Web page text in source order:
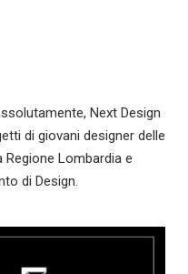
Next Design
di giovani designer delle
Lombardia e
di Design.